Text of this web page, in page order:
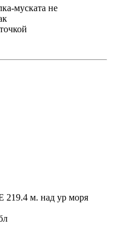
муската не
219.4 м. над ур моря